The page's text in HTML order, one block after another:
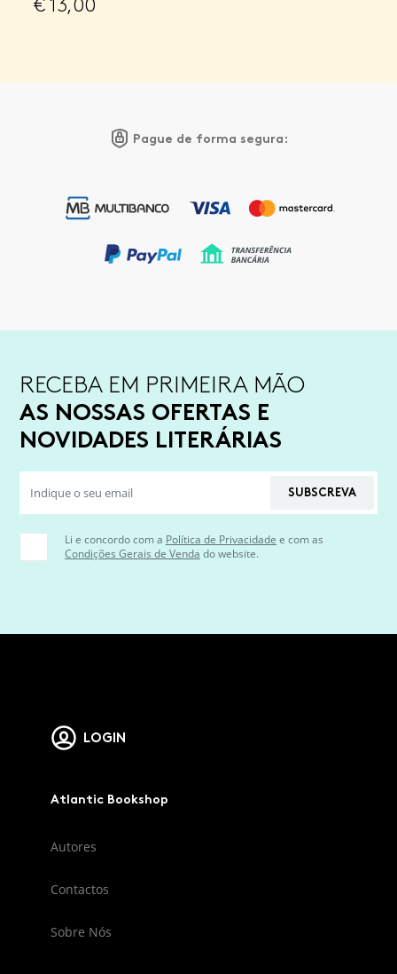
€13,00
Pague de forma segura:
RECEBA EM PRIMEIRA MÃO
AS NOSSAS OFERTAS E
NOVIDADES LITERÁRIAS
SUBSCREVA
Li e concordo com a Política de Privacidade e com as
Condições Gerais de Venda do website.
LOGIN
Atlantic Bookshop
Autores
Contactos
Sobre Nós